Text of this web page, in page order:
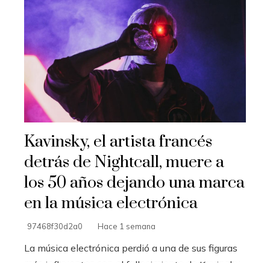
Kavinsky, el artista francés
detrás de Nightcall, muere a
los 50 años dejando una marca
en la música electrónica
97468f30d2a0 Hace 1 semana
La música electrónica perdió a una de sus figuras